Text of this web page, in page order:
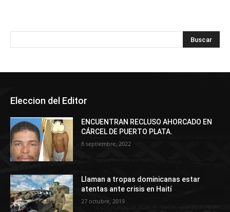
Eleccion del Editor
ENCUENTRAN RECLUSO AHORCADO EN
CÁRCEL DE PUERTO PLATA.
8 septiembre, 2022
Llaman a tropas dominicanas estar
atentas ante crisis en Haití
27 octubre, 2019